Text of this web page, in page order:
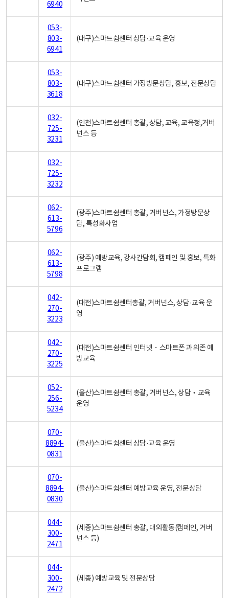
6940
053-
803-
6941
(대구)스마트쉼센터 상담·교육 운영
053-
803-
3618
(대구)스마트쉼센터 가정방문상담, 홍보, 전문상담
032-
725-
3231
(인천)스마트쉼센터 총괄, 상담, 교육, 교육청,거버
넌스 등
032-
725-
3232
062-
613-
5796
(광주)스마트쉼센터 총괄, 거버넌스, 가정방문상
담, 특성화사업
062-
613-
5798
(광주) 예방교육, 강사간담회, 캠페인 및 홍보, 특화
프로그램
042-
270-
3223
(대전)스마트쉼센터총괄, 거버넌스, 상담·교육 운
영
042-
270-
3225
(대전)스마트쉼센터 인터넷・스마트폰 과의존 예
방교육
052-
256-
5234
(울산)스마트쉼센터 총괄, 거버넌스, 상담‧교육
운영
070-
8894-
0831
(울산)스마트쉼센터 상담·교육 운영
070-
8894-
0830
(울산)스마트쉼센터 예방교육 운영, 전문상담
044-
300-
2471
(세종)스마트쉼센터 총괄, 대외활동(캠페인, 거버
넌스 등)
044-
300-
2472
(세종) 예방교육 및 전문상담